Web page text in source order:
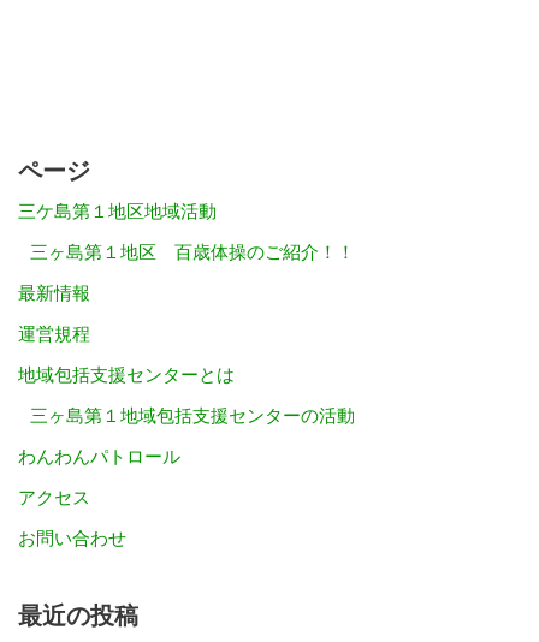
ページ
三ケ島第１地区地域活動
三ヶ島第１地区 百歳体操のご紹介！！
最新情報
運営規程
地域包括支援センターとは
三ヶ島第１地域包括支援センターの活動
わんわんパトロール
アクセス
お問い合わせ
最近の投稿